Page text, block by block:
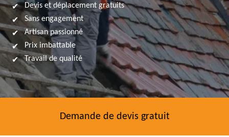
Devis et déplacement gratuits
Sans engagement
Artisan passionné
Prix imbattable
Travail de qualité
Demande de devis gratuit